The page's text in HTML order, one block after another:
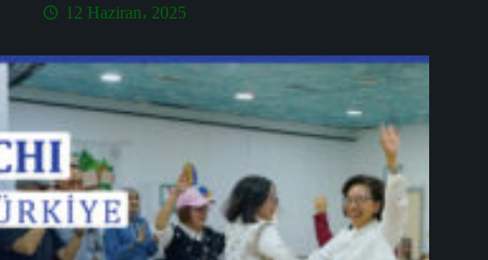
12 Haziran، 2025